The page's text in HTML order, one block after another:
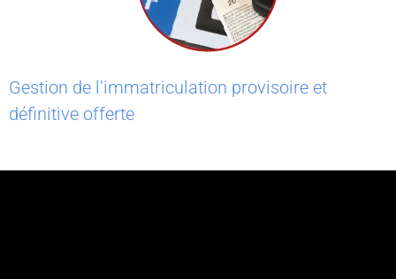
Gestion de l’immatriculation provisoire et
définitive offerte